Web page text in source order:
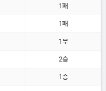
1패
1패
1무
2승
1승